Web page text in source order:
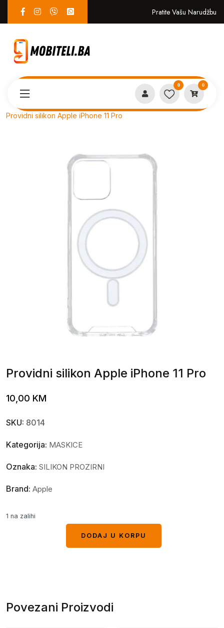
Pratite Vašu Narudžbu
0 0
Providni silikon Apple iPhone 11 Pro
Providni silikon Apple iPhone 11 Pro
10,00 KM
SKU: 8014
Kategorija: MASKICE
Oznaka: SILIKON PROZIRNI
Brand: Apple
1 na zalihi
DODAJ U KORPU
Povezani Proizvodi